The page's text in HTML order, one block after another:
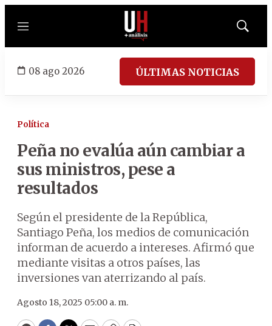
Menú
Mostrar
08 ago 2026 ÚLTIMAS NOTICIAS
Política
Peña no evalúa aún cambiar a
sus ministros, pese a
resultados
Según el presidente de la República,
Santiago Peña, los medios de comunicación
informan de acuerdo a intereses. Afirmó que
mediante visitas a otros países, las
inversiones van aterrizando al país.
Agosto 18, 2025 05:00 a. m.